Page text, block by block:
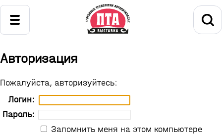
Авторизация
Пожалуйста, авторизуйтесь:
Логин:
Пароль:
Запомнить меня на этом компьютере